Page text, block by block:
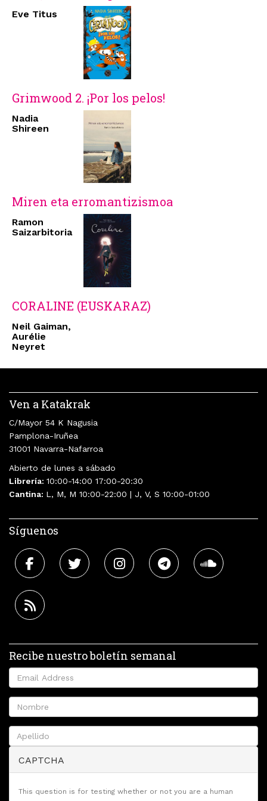
Eve Titus
Grimwood 2. ¡Por los pelos!
Nadia
Shireen
Miren eta erromantizismoa
Ramon
Saizarbitoria
CORALINE (EUSKARAZ)
Neil Gaiman,
Aurélie
Neyret
Ven a Katakrak
C/Mayor 54 K Nagusia
Pamplona-Iruñea
31001 Navarra-Nafarroa
Abierto de lunes a sábado
Librería: 10:00-14:00 17:00-20:30
Cantina: L, M, M 10:00-22:00 | J, V, S 10:00-01:00
Síguenos
Recibe nuestro boletín semanal
CAPTCHA
This question is for testing whether or not you are a human